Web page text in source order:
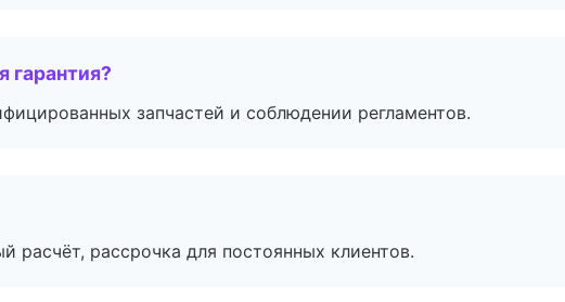
гарантия?
запчастей и соблюдении регламентов.
расчёт, рассрочка для постоянных клиентов.